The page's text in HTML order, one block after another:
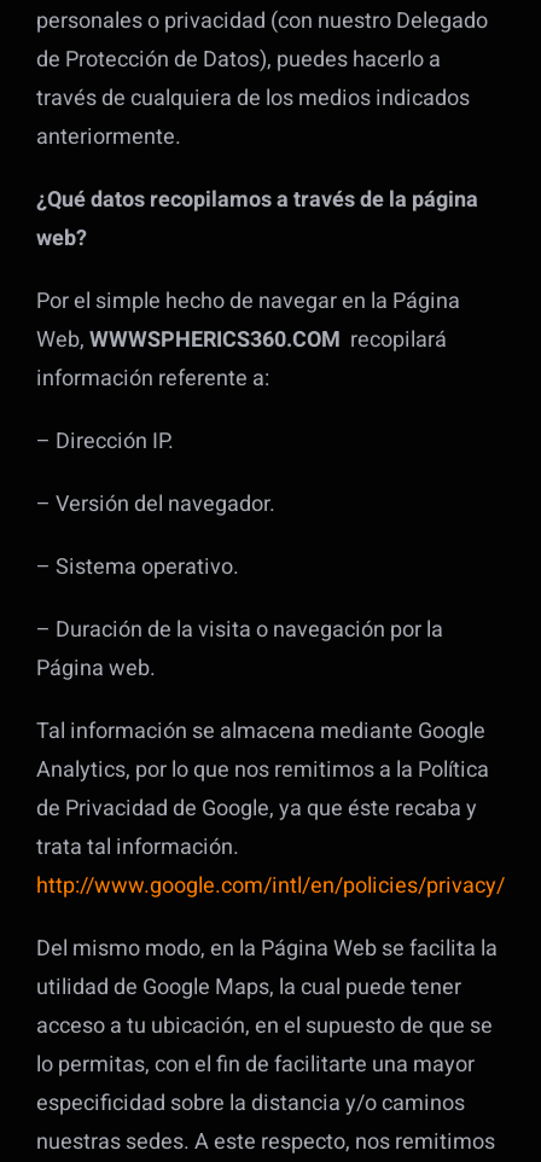
personales o privacidad (con nuestro Delegado
de Protección de Datos), puedes hacerlo a
través de cualquiera de los medios indicados
anteriormente.
¿Qué datos recopilamos a través de la página
web?
Por el simple hecho de navegar en la Página
Web,WWWSPHERICS360.COM recopilará
información referente a:
– Dirección IP.
– Versión del navegador.
– Sistema operativo.
– Duración de la visita o navegación por la
Página web.
Tal información se almacena mediante Google
Analytics, por lo que nos remitimos a la Política
de Privacidad de Google, ya que éste recaba y
trata tal información.
http://www.google.com/intl/en/policies/privacy/
Del mismo modo, en la Página Web se facilita la
utilidad de Google Maps, la cual puede tener
acceso a tu ubicación, en el supuesto de que se
lo permitas, con el fin de facilitarte una mayor
especificidad sobre la distancia y/o caminos
nuestras sedes. A este respecto, nos remitimos